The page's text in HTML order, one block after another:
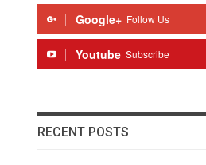
Google+ Follow Us
Youtube Subscribe
RECENT POSTS